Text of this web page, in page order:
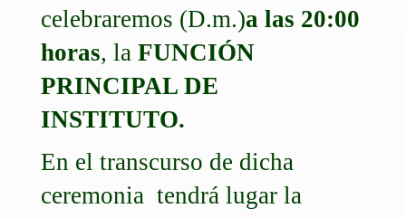
celebraremos (D.m.)a las 20:00
horas, la FUNCIÓN
PRINCIPAL DE
INSTITUTO.
En el transcurso de dicha
ceremonia tendrá lugar la